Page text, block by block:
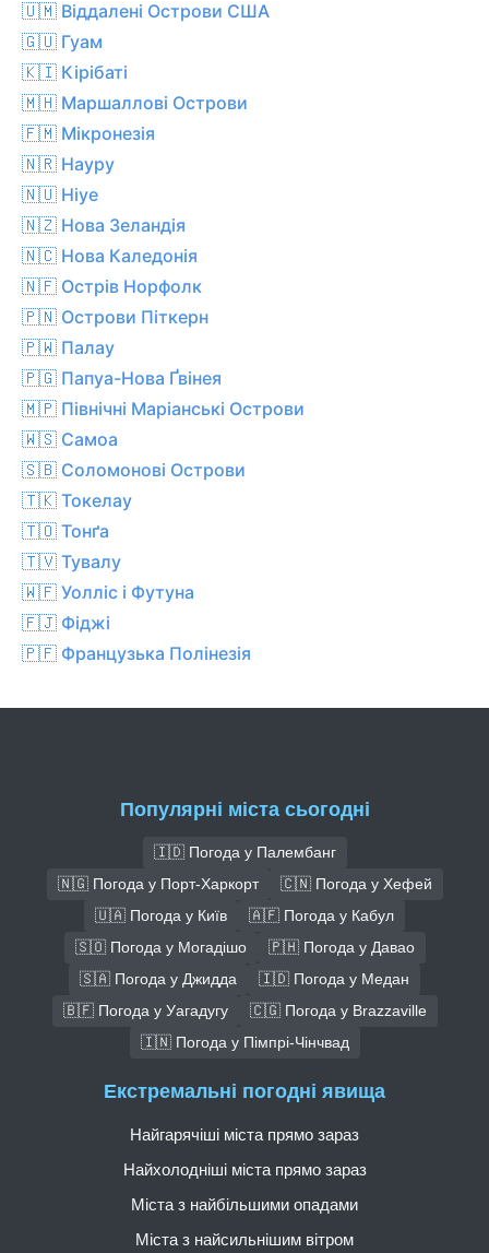
🇺🇲 Віддалені Острови США
🇬🇺 Гуам
🇰🇮 Кірібаті
🇲🇭 Маршаллові Острови
🇫🇲 Мікронезія
🇳🇷 Науру
🇳🇺 Ніуе
🇳🇿 Нова Зеландія
🇳🇨 Нова Каледонія
🇳🇫 Острів Норфолк
🇵🇳 Острови Піткерн
🇵🇼 Палау
🇵🇬 Папуа-Нова Ґвінея
🇲🇵 Північні Маріанські Острови
🇼🇸 Самоа
🇸🇧 Соломонові Острови
🇹🇰 Токелау
🇹🇴 Тонґа
🇹🇻 Тувалу
🇼🇫 Уолліс і Футуна
🇫🇯 Фіджі
🇵🇫 Французька Полінезія
Популярні міста сьогодні
🇮🇩 Погода у Палембанг
🇳🇬 Погода у Порт-Харкорт
🇨🇳 Погода у Хефей
🇺🇦 Погода у Київ
🇦🇫 Погода у Кабул
🇸🇴 Погода у Могадішо
🇵🇭 Погода у Давао
🇸🇦 Погода у Джидда
🇮🇩 Погода у Медан
🇧🇫 Погода у Уагадугу
🇨🇬 Погода у Brazzaville
🇮🇳 Погода у Пімпрі-Чінчвад
Екстремальні погодні явища
Найгарячіші міста прямо зараз
Найхолодніші міста прямо зараз
Міста з найбільшими опадами
Міста з найсильнішим вітром